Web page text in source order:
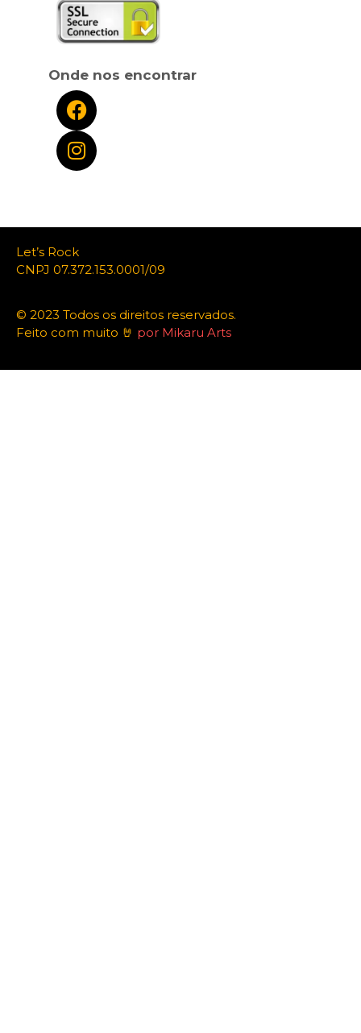
Onde nos encontrar
Let’s Rock
CNPJ 07.372.153.0001/09
© 2023 Todos os direitos reservados.
Feito com muito 🤘 por Mikaru Arts